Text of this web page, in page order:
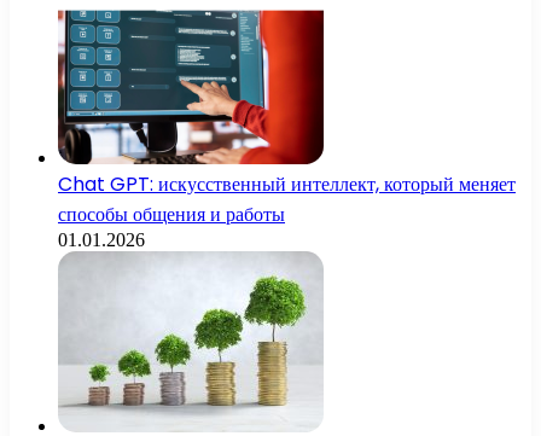
Chat GPT: искусственный интеллект, который меняет
способы общения и работы
01.01.2026